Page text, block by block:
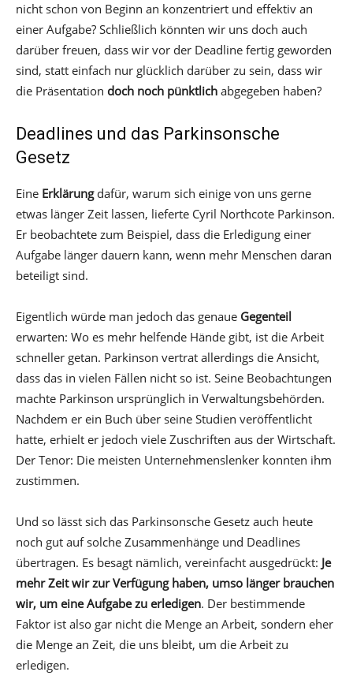
nicht schon von Beginn an konzentriert und effektiv an
einer Aufgabe? Schließlich könnten wir uns doch auch
darüber freuen, dass wir vor der Deadline fertig geworden
sind, statt einfach nur glücklich darüber zu sein, dass wir
die Präsentation doch noch pünktlich abgegeben haben?
Deadlines und das Parkinsonsche
Gesetz
Eine Erklärungdafür, warum sich einige von uns gerne
etwas länger Zeit lassen, lieferte Cyril Northcote Parkinson.
Er beobachtete zum Beispiel, dass die Erledigung einer
Aufgabe länger dauern kann, wenn mehr Menschen daran
beteiligt sind.
Eigentlich würde man jedoch das genaue Gegenteil
erwarten: Wo es mehr helfende Hände gibt, ist die Arbeit
schneller getan. Parkinson vertrat allerdings die Ansicht,
dass das in vielen Fällen nicht so ist. Seine Beobachtungen
machte Parkinson ursprünglich in Verwaltungsbehörden.
Nachdem er ein Buch über seine Studien veröffentlicht
hatte, erhielt er jedoch viele Zuschriften aus der Wirtschaft.
Der Tenor: Die meisten Unternehmenslenker konnten ihm
zustimmen.
Und so lässt sich das Parkinsonsche Gesetz auch heute
noch gut auf solche Zusammenhänge und Deadlines
übertragen. Es besagt nämlich, vereinfacht ausgedrückt: Je
mehr Zeit wir zur Verfügung haben, umso länger brauchen
wir, um eine Aufgabe zu erledigen. Der bestimmende
Faktor ist also gar nicht die Menge an Arbeit, sondern eher
die Menge an Zeit, die uns bleibt, um die Arbeit zu
erledigen.